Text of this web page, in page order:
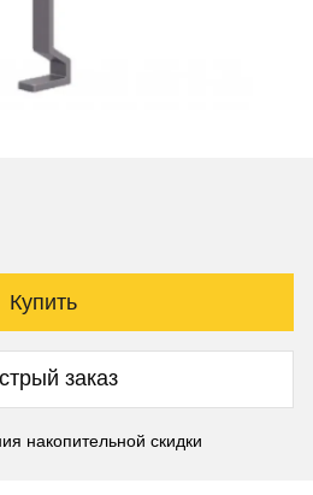
Купить
заказ
накопительной скидки